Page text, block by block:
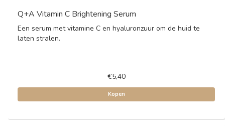
Q+A Vitamin C Brightening Serum
Een serum met vitamine C en hyaluronzuur om de huid te
laten stralen.
€5,40
Kopen